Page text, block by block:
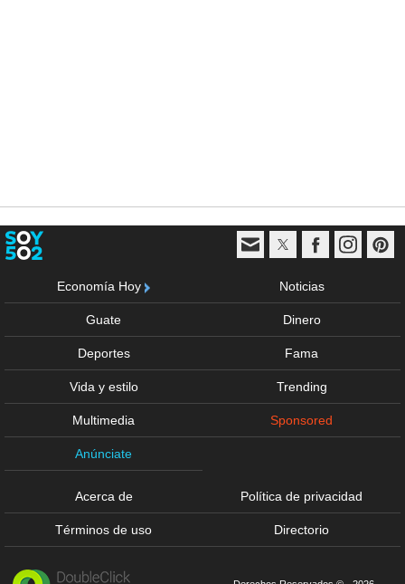
Economía Hoy Noticias
Guate Dinero
Deportes Fama
Vida y estilo Trending
Multimedia Sponsored
Anúnciate
Acerca de Política de privacidad
Términos de uso Directorio